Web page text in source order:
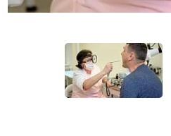
Сейчас принимает в
отзывчивый и чуткий